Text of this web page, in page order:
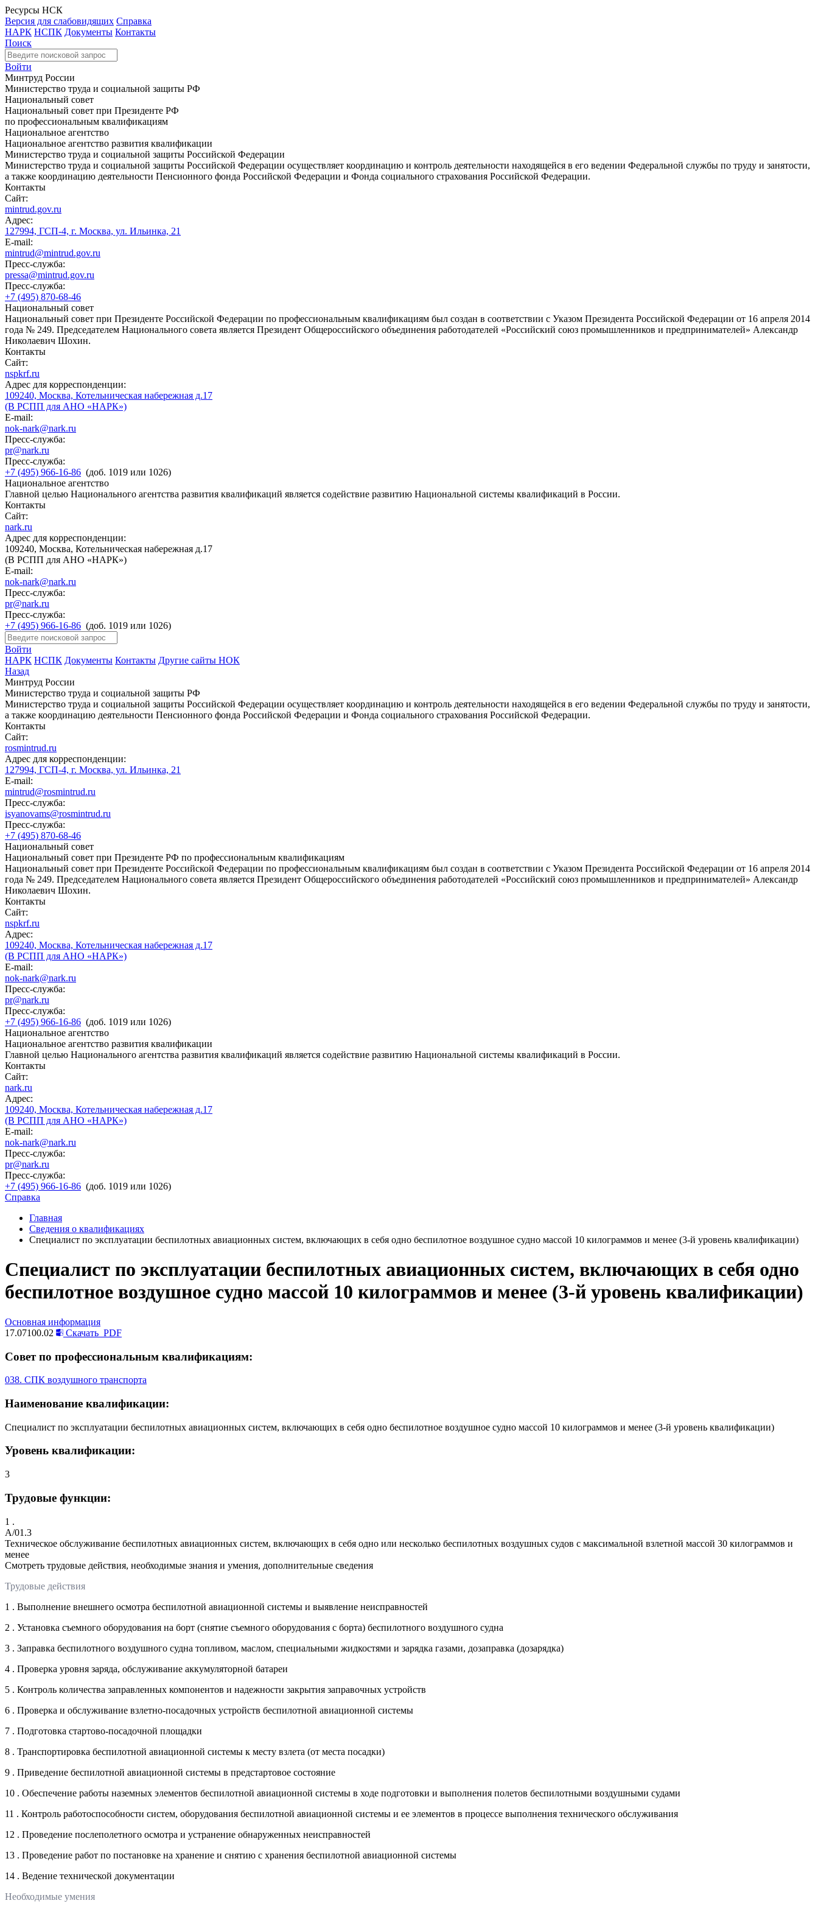
Ресурсы НСК
Версия для слабовидящих Справка
НАРК НСПК Документы Контакты
Поиск
Войти
Минтруд России
Министерство труда и социальной защиты РФ
Национальный совет
Национальный совет при Президенте РФ
по профессиональным квалификациям
Национальное агентство
Национальное агентство развития квалификации
Министерство труда и социальной защиты Российской Федерации
Министерство труда и социальной защиты Российской Федерации осуществляет координацию и контроль деятельности находящейся в его ведении Федеральной службы по труду и занятости,
а также координацию деятельности Пенсионного фонда Российской Федерации и Фонда социального страхования Российской Федерации.
Контакты
Сайт:
mintrud.gov.ru
Адрес:
127994, ГСП-4, г. Москва, ул. Ильинка, 21
E-mail:
mintrud@mintrud.gov.ru
Пресс-служба:
pressa@mintrud.gov.ru
Пресс-служба:
+7 (495) 870-68-46
Национальный совет
Национальный совет при Президенте Российской Федерации по профессиональным квалификациям был создан в соответствии с Указом Президента Российской Федерации от 16 апреля 2014
года № 249. Председателем Национального совета является Президент Общероссийского объединения работодателей «Российский союз промышленников и предпринимателей» Александр
Николаевич Шохин.
Контакты
Сайт:
nspkrf.ru
Адрес для корреспонденции:
109240, Москва, Котельническая набережная д.17
(В РСПП для АНО «НАРК»)
E-mail:
nok-nark@nark.ru
Пресс-служба:
pr@nark.ru
Пресс-служба:
+7 (495) 966-16-86 (доб. 1019 или 1026)
Национальное агентство
Главной целью Национального агентства развития квалификаций является содействие развитию Национальной системы квалификаций в России.
Контакты
Сайт:
nark.ru
Адрес для корреспонденции:
109240, Москва, Котельническая набережная д.17
(В РСПП для АНО «НАРК»)
E-mail:
nok-nark@nark.ru
Пресс-служба:
pr@nark.ru
Пресс-служба:
+7 (495) 966-16-86 (доб. 1019 или 1026)
Войти
НАРК НСПК Документы Контакты Другие сайты НОК
Назад
Минтруд России
Министерство труда и социальной защиты РФ
Министерство труда и социальной защиты Российской Федерации осуществляет координацию и контроль деятельности находящейся в его ведении Федеральной службы по труду и занятости,
а также координацию деятельности Пенсионного фонда Российской Федерации и Фонда социального страхования Российской Федерации.
Контакты
Сайт:
rosmintrud.ru
Адрес для корреспонденции:
127994, ГСП-4, г. Москва, ул. Ильинка, 21
E-mail:
mintrud@rosmintrud.ru
Пресс-служба:
isyanovams@rosmintrud.ru
Пресс-служба:
+7 (495) 870-68-46
Национальный совет
Национальный совет при Президенте РФ по профессиональным квалификациям
Национальный совет при Президенте Российской Федерации по профессиональным квалификациям был создан в соответствии с Указом Президента Российской Федерации от 16 апреля 2014
года № 249. Председателем Национального совета является Президент Общероссийского объединения работодателей «Российский союз промышленников и предпринимателей» Александр
Николаевич Шохин.
Контакты
Сайт:
nspkrf.ru
Адрес:
109240, Москва, Котельническая набережная д.17
(В РСПП для АНО «НАРК»)
E-mail:
nok-nark@nark.ru
Пресс-служба:
pr@nark.ru
Пресс-служба:
+7 (495) 966-16-86 (доб. 1019 или 1026)
Национальное агентство
Национальное агентство развития квалификации
Главной целью Национального агентства развития квалификаций является содействие развитию Национальной системы квалификаций в России.
Контакты
Сайт:
nark.ru
Адрес:
109240, Москва, Котельническая набережная д.17
(В РСПП для АНО «НАРК»)
E-mail:
nok-nark@nark.ru
Пресс-служба:
pr@nark.ru
Пресс-служба:
+7 (495) 966-16-86 (доб. 1019 или 1026)
Справка
Главная
Сведения о квалификациях
Специалист по эксплуатации беспилотных авиационных систем, включающих в себя одно беспилотное воздушное судно массой 10 килограммов и менее (3-й уровень квалификации)
Специалист по эксплуатации беспилотных авиационных систем, включающих в себя одно
беспилотное воздушное судно массой 10 килограммов и менее (3-й уровень квалификации)
Основная информация
17.07100.02
Скачать PDF
Совет по профессиональным квалификациям:
038. СПК воздушного транспорта
Наименование квалификации:
Специалист по эксплуатации беспилотных авиационных систем, включающих в себя одно беспилотное воздушное судно массой 10 килограммов и менее (3-й уровень квалификации)
Уровень квалификации:
3
Трудовые функции:
1 .
A/01.3
Техническое обслуживание беспилотных авиационных систем, включающих в себя одно или несколько беспилотных воздушных судов с максимальной взлетной массой 30 килограммов и
менее
Смотреть трудовые действия, необходимые знания и умения, дополнительные сведения
Трудовые действия
1 . Выполнение внешнего осмотра беспилотной авиационной системы и выявление неисправностей
2 . Установка съемного оборудования на борт (снятие съемного оборудования с борта) беспилотного воздушного судна
3 . Заправка беспилотного воздушного судна топливом, маслом, специальными жидкостями и зарядка газами, дозаправка (дозарядка)
4 . Проверка уровня заряда, обслуживание аккумуляторной батареи
5 . Контроль количества заправленных компонентов и надежности закрытия заправочных устройств
6 . Проверка и обслуживание взлетно-посадочных устройств беспилотной авиационной системы
7 . Подготовка стартово-посадочной площадки
8 . Транспортировка беспилотной авиационной системы к месту взлета (от места посадки)
9 . Приведение беспилотной авиационной системы в предстартовое состояние
10 . Обеспечение работы наземных элементов беспилотной авиационной системы в ходе подготовки и выполнения полетов беспилотными воздушными судами
11 . Контроль работоспособности систем, оборудования беспилотной авиационной системы и ее элементов в процессе выполнения технического обслуживания
12 . Проведение послеполетного осмотра и устранение обнаруженных неисправностей
13 . Проведение работ по постановке на хранение и снятию с хранения беспилотной авиационной системы
14 . Ведение технической документации
Необходимые умения